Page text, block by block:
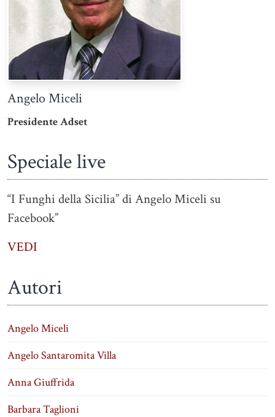
Angelo Miceli
Presidente Adset
Speciale live
“I Funghi della Sicilia” di Angelo Miceli su
Facebook”
VEDI
Autori
Angelo Miceli
Angelo Santaromita Villa
Anna Giuffrida
Barbara Taglioni